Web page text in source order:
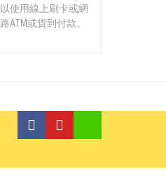
以使用線上刷卡或網
路ATM或貨到付款。